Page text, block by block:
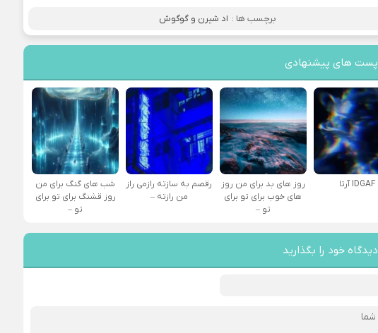
برچسب ها : اد شیرن و گوگوش
پست های پیشنهادی
IDGAF آرتا
روز های بد برای من روز
های خوب برای تو برای
تو –
رقصم به سازته رازمی راز
من رازته –
شب های گنگ برای من
روز قشنگ برای تو برای
تو –
دیدگاه خود را بگذارید